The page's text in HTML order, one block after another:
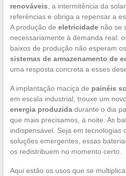
renováveis , a intermitência da
referências e obriga a repensar a
A produção de eletricidadenão se
necessariamente à demanda real:
baixos de produção não esperam
sistemas de armazenamento de
uma resposta concreta a esses
A implantação maciça de painéis
em escala industrial, trouxe um
energia produzidadurante o dia
que mais precisamos, à noite. As
indispensável. Seja em tecnologias
soluções emergentes, essas
os redistribuem no momento certo.
Aqui estão os usos que se